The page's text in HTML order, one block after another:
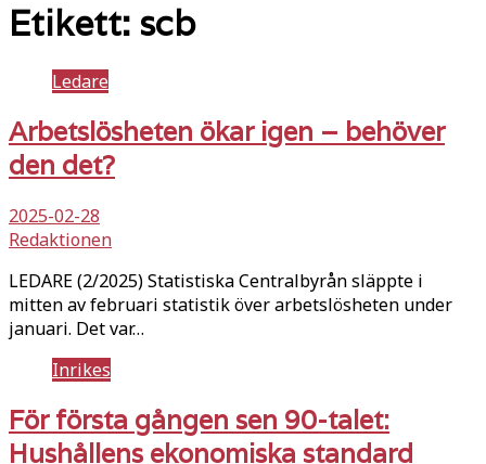
Etikett: scb
Ledare
Arbetslösheten ökar igen – behöver
den det?
2025-02-28
Redaktionen
LEDARE (2/2025) Statistiska Centralbyrån släppte i
mitten av februari statistik över arbetslösheten under
januari. Det var…
Inrikes
För första gången sen 90-talet:
Hushållens ekonomiska standard